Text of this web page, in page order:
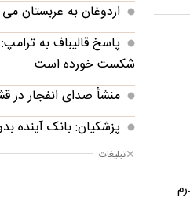
اردوغان به عربستان
پاسخ قالیباف به
شکست خورده است
منشأ صدای انفجار
پزشکیان: بانک آینده
شکل بگیرد، بسته شد
تبلیغات